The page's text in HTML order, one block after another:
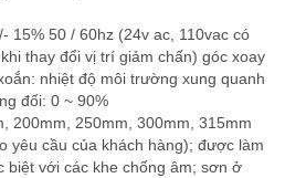
15% 50 / 60hz (24v ac, 110vac có
thay đổi vị trí giảm chấn) góc xoay
nhiệt độ môi trường xung quanh
đối: 0 ~ 90%
200mm, 250mm, 300mm, 315mm
yêu cầu của khách hàng); được làm
biệt với các khe chống âm; sơn ở